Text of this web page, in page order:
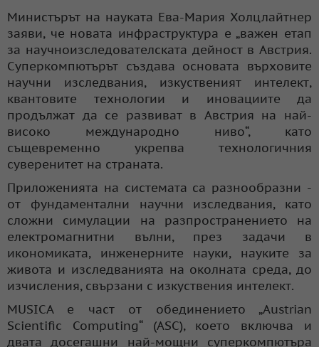
Министърът на науката Ева-Мария Холцлайтнер
заяви, че новата инфраструктура е „важен етап
за научноизследователската дейност в Австрия.
Суперкомпютърът създава основата върховите
научни изследвания, изкуственият интелект,
квантовите технологии и иновациите да
продължат да се развиват в Австрия на най-
високо международно ниво“, като
същевременно укрепва технологичния
суверенитет на страната.
Приложенията на системата са разнообразни -
от фундаментални научни изследвания, като
сложни симулации на разпространението на
електромагнитни вълни, през задачи в
икономиката, инженерните науки, науките за
живота и изследванията на околната среда, до
изчисления, свързани с изкуствения интелект.
MUSICA е част от обединението „Austrian
Scientific Computing“ (ASC), което включва и
двата досегашни най-мощни суперкомпютъра